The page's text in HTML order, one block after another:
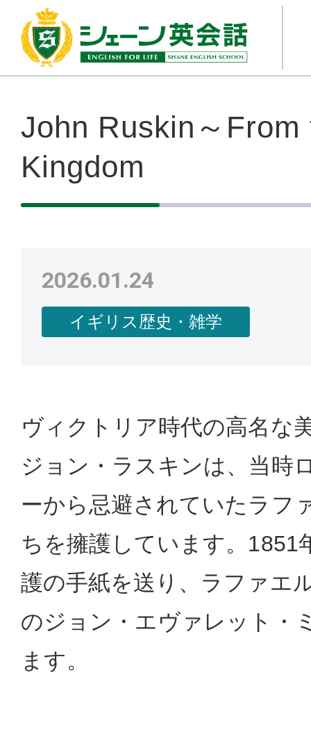
John Ruskin～From
Kingdom
2026.01.24
イギリス歴史・雑学
ヴィクトリア時代の高名な
ジョン・ラスキンは、当時
ーから忌避されていたラフ
ちを擁護しています。1851
護の手紙を送り、ラファエ
のジョン・エヴァレット・
ます。